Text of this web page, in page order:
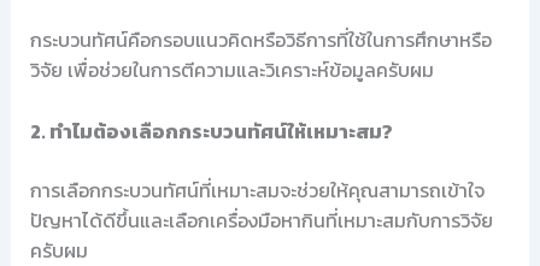
กระบวนทัศน์คือกรอบแนวคิดหรือวิธีการที่ใช้ในการศึกษาหรือ
วิจัย เพื่อช่วยในการตีความและวิเคราะห์ข้อมูลครับผม
2. ทำไมต้องเลือกกระบวนทัศน์ให้เหมาะสม?
การเลือกกระบวนทัศน์ที่เหมาะสมจะช่วยให้คุณสามารถเข้าใจ
ปัญหาได้ดีขึ้นและเลือกเครื่องมือหากินที่เหมาะสมกับการวิจัย
ครับผม